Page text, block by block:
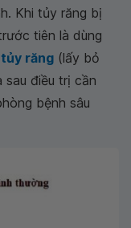
Khi tủy răng bị
tiên là dùng
tủy răng (lấy bỏ
sau điều trị cần
bệnh sâu